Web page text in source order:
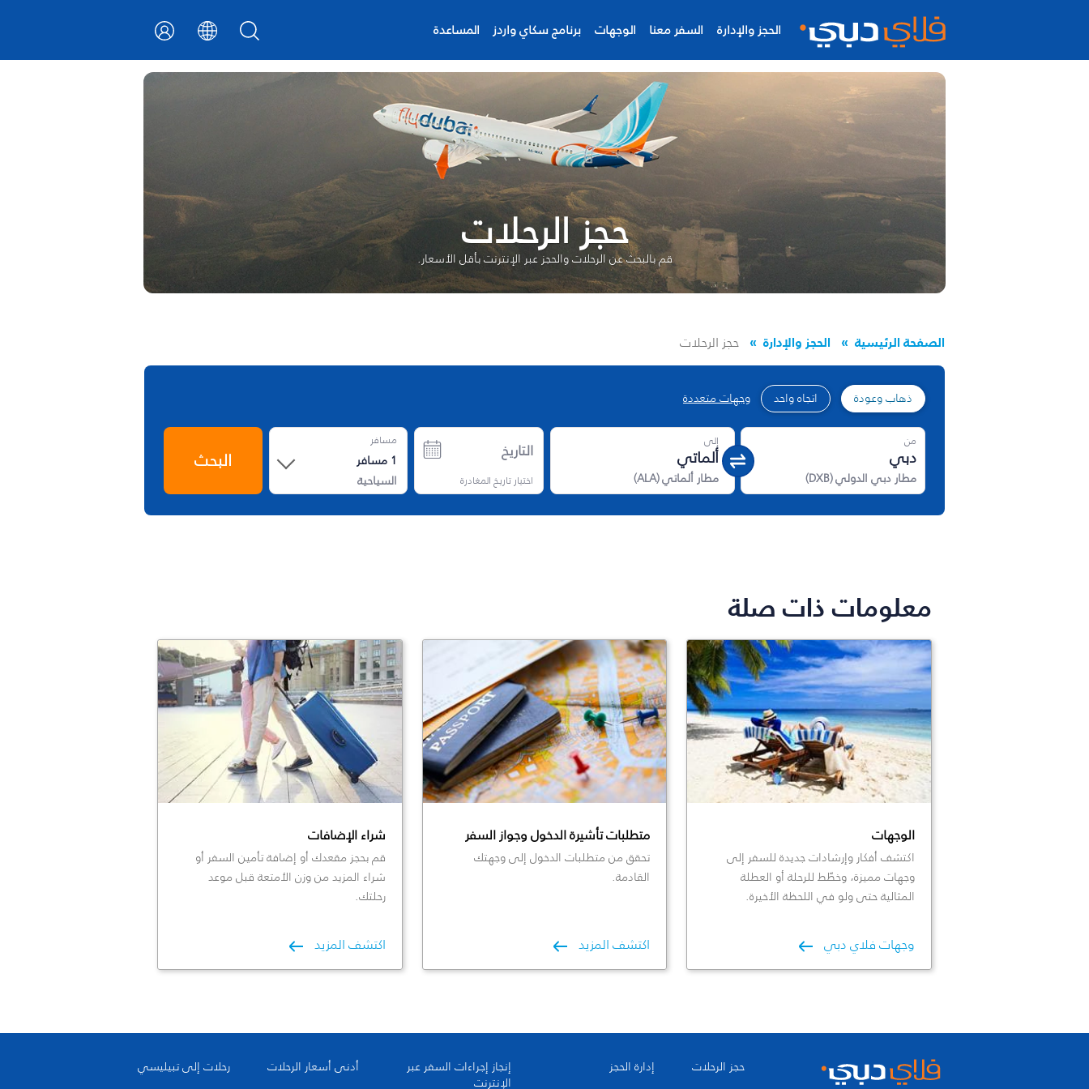
الحجز والإدارة السفر معنا الوجهات برنامج سكاي واردز المساعدة
حجز الرحلات
قم بالبحث عن الرحلات والحجز عبر الإنترنت بأقل الأسعار.
الصفحة الرئيسية الحجز والإدارة حجز الرحلات
ذهاب وعودة اتجاه واحد وجهات متعددة
من
مطار دبي الدولي(
DXB
)
إلى
مطار ألماتي(
ALA
)
التاريخ
اختيار تاريخ المغادرة
مسافر
1 مسافر
السياحية
البحث
معلومات ذات صلة
الوجهات
اكتشف أفكار وإرشادات جديدة للسفر إلى
وجهات مميزة، وخطّط للرحلة أو العطلة
المثالية حتى ولو في اللحظة الأخيرة.
وجهات فلاي دبي
متطلبات تأشيرة الدخول وجواز السفر
تحقق من متطلبات الدخول إلى وجهتك
القادمة.
اكتشف المزيد
شراء الإضافات
قم بحجز مقعدك أو إضافة تأمين السفر أو
شراء المزيد من وزن الأمتعة قبل موعد
رحلتك.
اكتشف المزيد
حجز الرحلات
إدارة الحجز
إنجاز إجراءات السفر عبر
الإنترنت
أدنى أسعار الرحلات
رحلات إلى تبيليسي